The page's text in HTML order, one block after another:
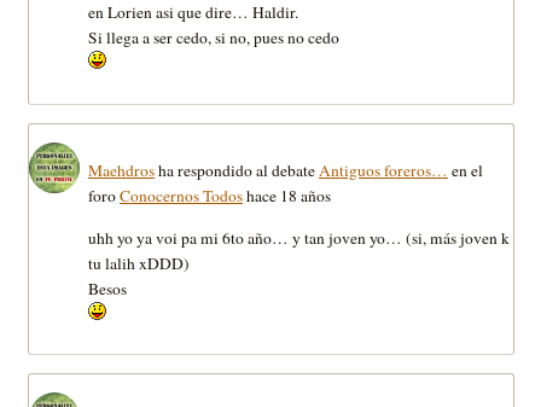
en Lorien asi que dire… Haldir.
Si llega a ser cedo, si no, pues no cedo
Maehdrosha respondido al debateAntiguos foreros… en el
foroConocernos Todoshace 18 años
uhh yo ya voi pa mi 6to año… y tan joven yo… (si, más joven k
tu lalih xDDD)
Besos